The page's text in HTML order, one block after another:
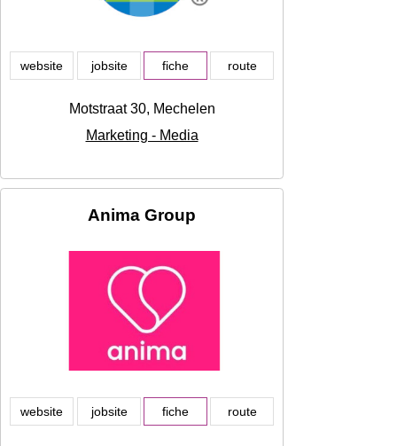
website jobsite fiche route
Motstraat 30, Mechelen
Marketing - Media
Anima Group
website jobsite fiche route